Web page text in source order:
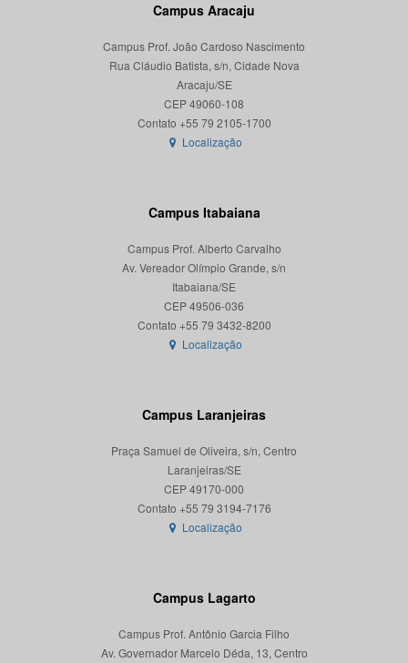
Campus Aracaju
Campus Prof. João Cardoso Nascimento
Rua Cláudio Batista, s/n, Cidade Nova
Aracaju/SE
CEP 49060-108
Localização
Campus Itabaiana
Campus Prof. Alberto Carvalho
Av. Vereador Olímpio Grande, s/n
Itabaiana/SE
CEP 49506-036
Localização
Campus Laranjeiras
Praça Samuel de Oliveira, s/n, Centro
Laranjeiras/SE
CEP 49170-000
Localização
Campus Lagarto
Campus Prof. Antônio Garcia Filho
Av. Governador Marcelo Déda, 13, Centro